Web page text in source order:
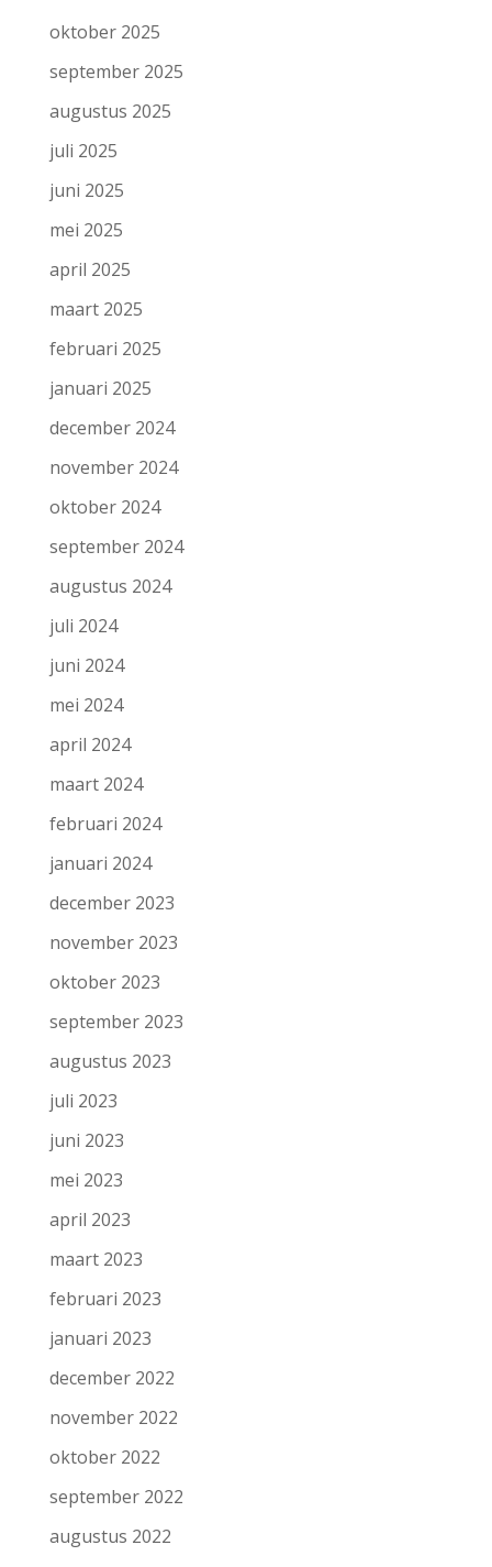
oktober 2025
september 2025
augustus 2025
juli 2025
juni 2025
mei 2025
april 2025
maart 2025
februari 2025
januari 2025
december 2024
november 2024
oktober 2024
september 2024
augustus 2024
juli 2024
juni 2024
mei 2024
april 2024
maart 2024
februari 2024
januari 2024
december 2023
november 2023
oktober 2023
september 2023
augustus 2023
juli 2023
juni 2023
mei 2023
april 2023
maart 2023
februari 2023
januari 2023
december 2022
november 2022
oktober 2022
september 2022
augustus 2022